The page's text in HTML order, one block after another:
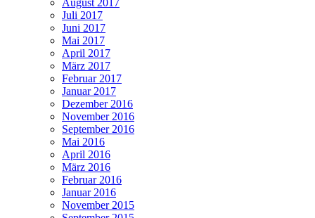
Juli 2017
Juni 2017
Mai 2017
April 2017
März 2017
Februar 2017
Januar 2017
Dezember 2016
November 2016
September 2016
Mai 2016
April 2016
März 2016
Februar 2016
Januar 2016
November 2015